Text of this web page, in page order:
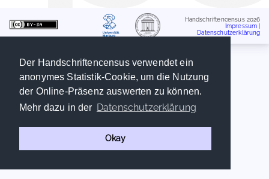
Der Handschriftencensus verwendet ein
anonymes Statistik-Cookie, um die Nutzung
der Online-Präsenz auswerten zu können.
Mehr dazu in der Datenschutzerklärung
Okay
Handschriftencensus 2026
Impressum
Datenschutzerklärung